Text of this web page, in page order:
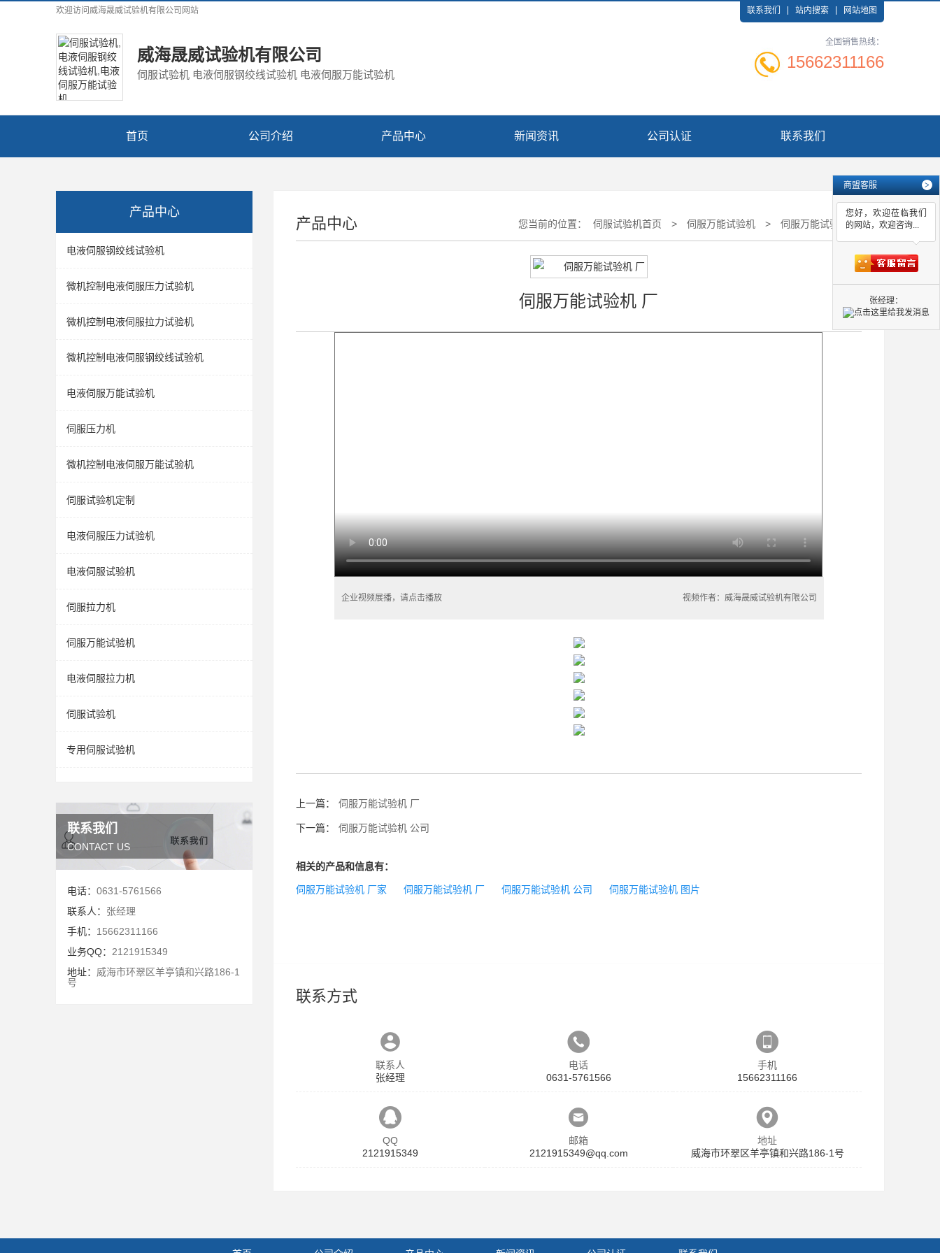
欢迎访问 威海晟威试验机有限公司 网站 联系我们 站内搜索 网站地图
威海晟威试验机有限公司
伺服试验机 电液伺服钢绞线试验机 电液伺服万能试验机
全国销售热线：
15662311166
首页 公司介绍 产品中心 新闻资讯 公司认证 联系我们
产品中心
电液伺服钢绞线试验机
微机控制电液伺服压力试验机
微机控制电液伺服拉力试验机
微机控制电液伺服钢绞线试验机
电液伺服万能试验机
伺服压力机
微机控制电液伺服万能试验机
伺服试验机定制
电液伺服压力试验机
电液伺服试验机
伺服拉力机
伺服万能试验机
电液伺服拉力机
伺服试验机
专用伺服试验机
联系我们
CONTACT US
电话： 0631-5761566
联系人： 张经理
手机： 15662311166
业务QQ： 2121915349
地址： 威海市环翠区羊亭镇和兴路186-1
号
产品中心 您当前的位置： 伺服试验机首页 > 伺服万能试验机 > 伺服万能试验机 厂
伺服万能试验机 厂
企业视频展播，请点击播放 视频作者：威海晟威试验机有限公司
上一篇： 伺服万能试验机 厂
下一篇： 伺服万能试验机 公司
相关的产品和信息有：
伺服万能试验机 厂家 伺服万能试验机 厂 伺服万能试验机 公司 伺服万能试验机 图片
联系方式
联系人
张经理
电话
0631-5761566
手机
15662311166
QQ
2121915349
邮箱
2121915349@qq.com
地址
威海市环翠区羊亭镇和兴路186-1号
商盟客服 >
您好，欢迎莅临我们
的网站，欢迎咨询...
张经理：